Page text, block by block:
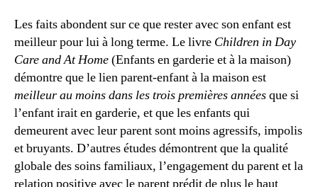
Les faits abondent sur ce que rester avec son enfant est
meilleur pour lui à long terme. Le livre Children in Day
Care and At Home(Enfants en garderie et à la maison)
démontre que le lien parent-enfant à la maison est
meilleur au moins dans les trois premières annéesque si
l’enfant irait en garderie, et que les enfants qui
demeurent avec leur parent sont moins agressifs, impolis
et bruyants. D’autres études démontrent que la qualité
globale des soins familiaux, l’engagement du parent et la